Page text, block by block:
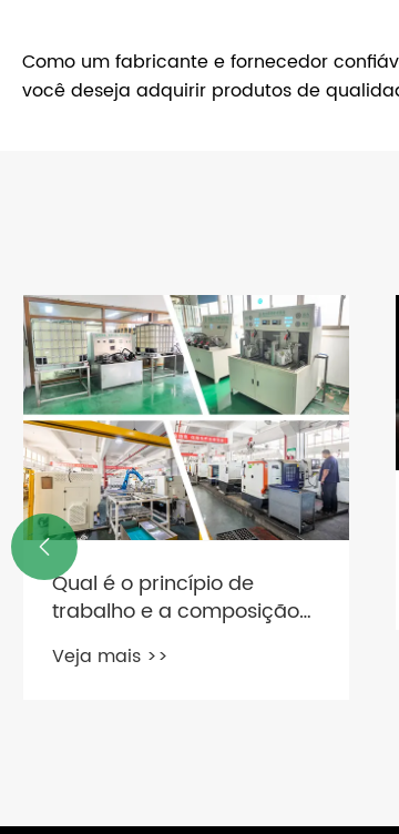
Como um fabricante e fornecedor
você deseja adquirir produtos de
Qual é o princípio de
trabalho e a composição
Veja mais >>
